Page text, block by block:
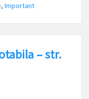
, Important
– str.